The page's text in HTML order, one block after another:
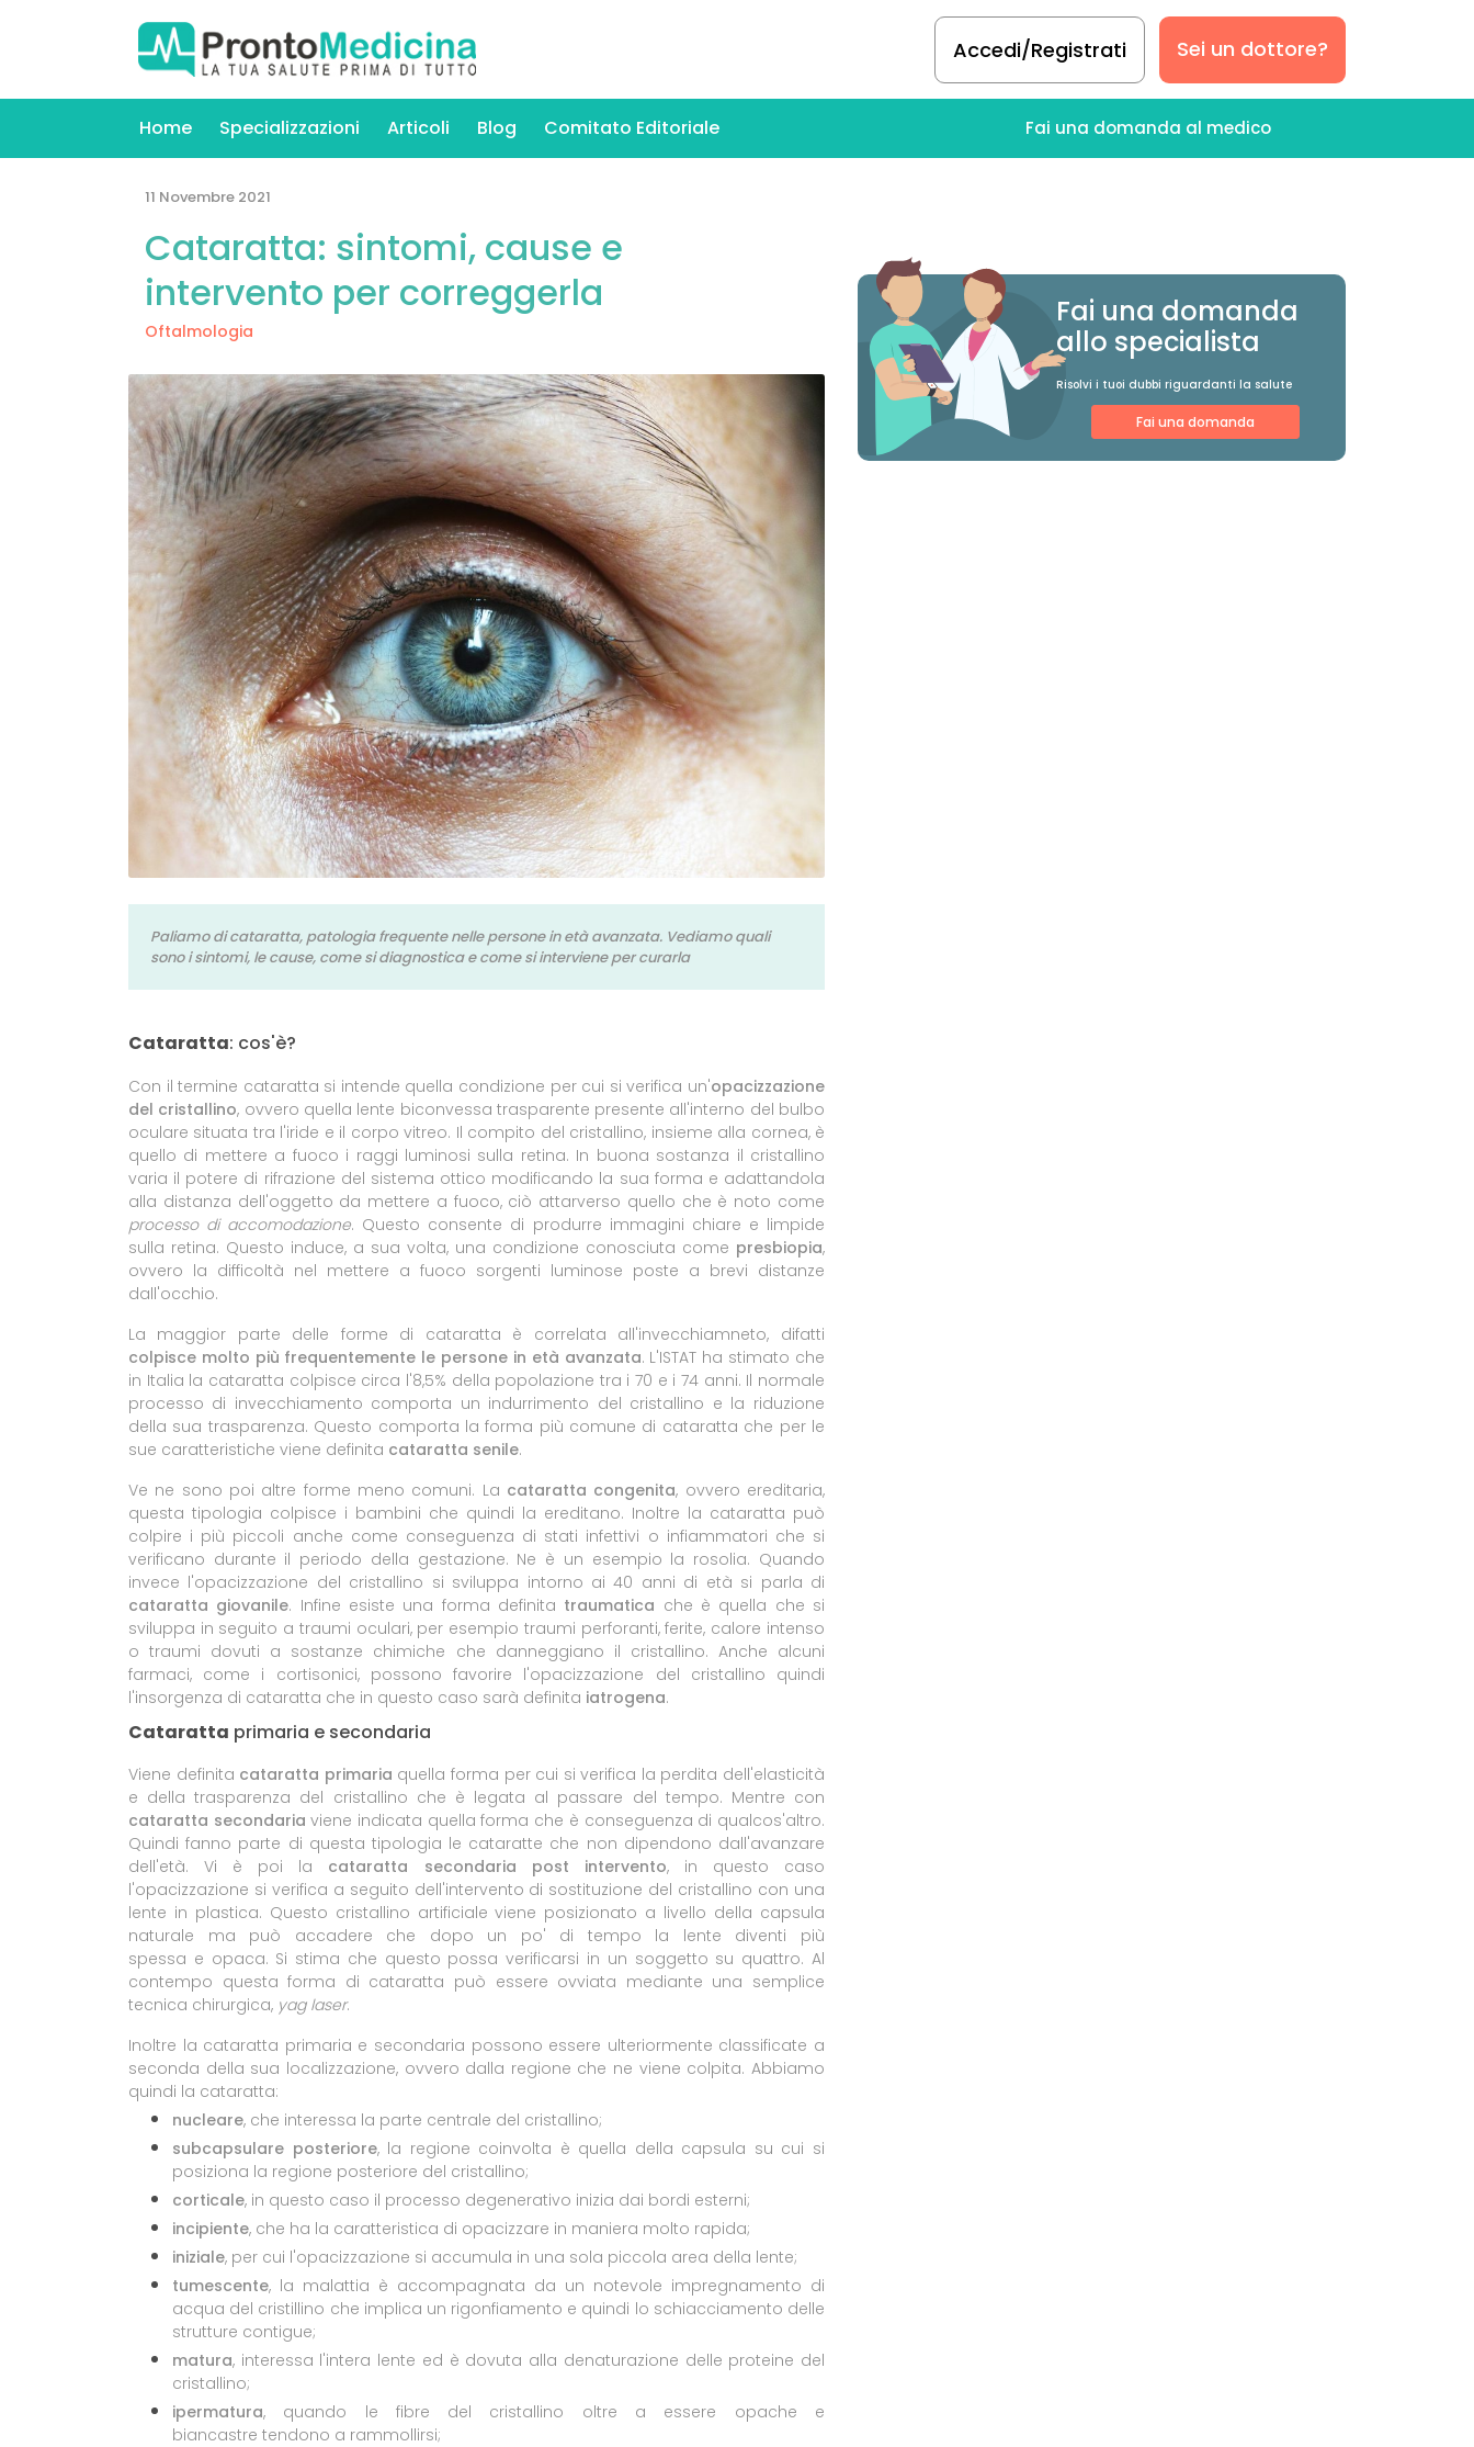
Accedi/Registrati Sei un dottore?
Home Specializzazioni Articoli Blog Comitato Editoriale Fai una domanda al medico
11 Novembre 2021
Cataratta: sintomi, cause e
intervento per correggerla
Oftalmologia
Paliamo di cataratta, patologia frequente nelle persone in età avanzata. Vediamo quali
sono i sintomi, le cause, come si diagnostica e come si interviene per curarla
Cataratta: cos'è?
Con il termine cataratta si intende quella condizione per cui si verifica un'opacizzazione
del cristallino, ovvero quella lente biconvessa trasparente presente all'interno del bulbo
oculare situata tra l'iride e il corpo vitreo. Il compito del cristallino, insieme alla cornea, è
quello di mettere a fuoco i raggi luminosi sulla retina. In buona sostanza il cristallino
varia il potere di rifrazione del sistema ottico modificando la sua forma e adattandola
alla distanza dell'oggetto da mettere a fuoco, ciò attarverso quello che è noto come
processo di accomodazione. Questo consente di produrre immagini chiare e limpide
sulla retina. Questo induce, a sua volta, una condizione conosciuta come presbiopia,
ovvero la difficoltà nel mettere a fuoco sorgenti luminose poste a brevi distanze
dall'occhio.
La maggior parte delle forme di cataratta è correlata all'invecchiamneto, difatti
colpisce molto più frequentemente le persone in età avanzata. L'ISTAT ha stimato che
in Italia la cataratta colpisce circa l'8,5% della popolazione tra i 70 e i 74 anni. Il normale
processo di invecchiamento comporta un indurrimento del cristallino e la riduzione
della sua trasparenza. Questo comporta la forma più comune di cataratta che per le
sue caratteristiche viene definita cataratta senile.
Ve ne sono poi altre forme meno comuni. La cataratta congenita, ovvero ereditaria,
questa tipologia colpisce i bambini che quindi la ereditano. Inoltre la cataratta può
colpire i più piccoli anche come conseguenza di stati infettivi o infiammatori che si
verificano durante il periodo della gestazione. Ne è un esempio la rosolia. Quando
invece l'opacizzazione del cristallino si sviluppa intorno ai 40 anni di età si parla di
cataratta giovanile. Infine esiste una forma definita traumatica che è quella che si
sviluppa in seguito a traumi oculari, per esempio traumi perforanti, ferite, calore intenso
o traumi dovuti a sostanze chimiche che danneggiano il cristallino. Anche alcuni
farmaci, come i cortisonici, possono favorire l'opacizzazione del cristallino quindi
l'insorgenza di cataratta che in questo caso sarà definita iatrogena.
Cataratta primaria e secondaria
Viene definita cataratta primaria quella forma per cui si verifica la perdita dell'elasticità
e della trasparenza del cristallino che è legata al passare del tempo. Mentre con
cataratta secondaria viene indicata quella forma che è conseguenza di qualcos'altro.
Quindi fanno parte di questa tipologia le cataratte che non dipendono dall'avanzare
dell'età. Vi è poi la cataratta secondaria post intervento, in questo caso
l'opacizzazione si verifica a seguito dell'intervento di sostituzione del cristallino con una
lente in plastica. Questo cristallino artificiale viene posizionato a livello della capsula
naturale ma può accadere che dopo un po' di tempo la lente diventi più
spessa e opaca. Si stima che questo possa verificarsi in un soggetto su quattro. Al
contempo questa forma di cataratta può essere ovviata mediante una semplice
tecnica chirurgica, yag laser.
Inoltre la cataratta primaria e secondaria possono essere ulteriormente classificate a
seconda della sua localizzazione, ovvero dalla regione che ne viene colpita. Abbiamo
quindi la cataratta:
nucleare, che interessa la parte centrale del cristallino;
subcapsulare posteriore, la regione coinvolta è quella della capsula su cui si
posiziona la regione posteriore del cristallino;
corticale, in questo caso il processo degenerativo inizia dai bordi esterni;
incipiente, che ha la caratteristica di opacizzare in maniera molto rapida;
iniziale, per cui l'opacizzazione si accumula in una sola piccola area della lente;
tumescente, la malattia è accompagnata da un notevole impregnamento di
acqua del cristillino che implica un rigonfiamento e quindi lo schiacciamento delle
strutture contigue;
matura, interessa l'intera lente ed è dovuta alla denaturazione delle proteine del
cristallino;
ipermatura, quando le fibre del cristallino oltre a essere opache e
biancastre tendono a rammollirsi;
Fai una domanda
allo specialista
Risolvi i tuoi dubbi riguardanti la salute
Fai una domanda